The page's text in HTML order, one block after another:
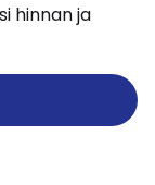
hinnan ja